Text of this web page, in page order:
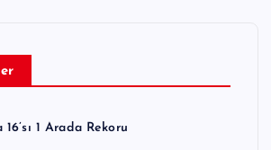
1 Arada Rekoru